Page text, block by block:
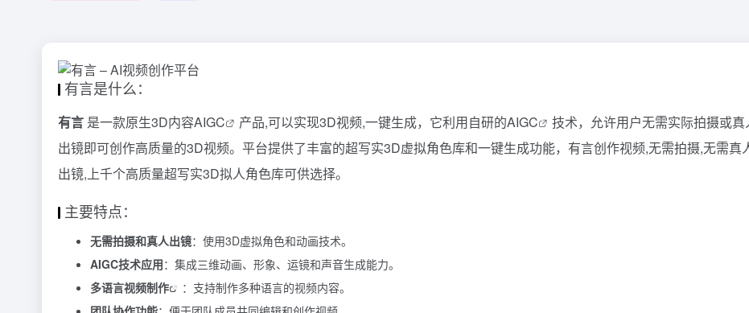
有言是什么：
有言 是一款原生3D内容AIGC 产品,可以实现3D视频,一键生成，它利用自研的AIGC
技术，允许用户无需实际拍摄或真
出镜即可创作高质量的3D视频。平台提供了丰富的超写实3D虚拟角色库和一键生成功能，有言创作视频,无需拍摄,无需真
出镜,上千个高质量超写实3D拟人角色库可供选择。
主要特点：
无需拍摄和真人出镜：使用3D虚拟角色和动画技术。
AIGC技术应用：集成三维动画、形象、运镜和声音生成能力。
多语言视频制作
：支持制作多种语言的视频内容。